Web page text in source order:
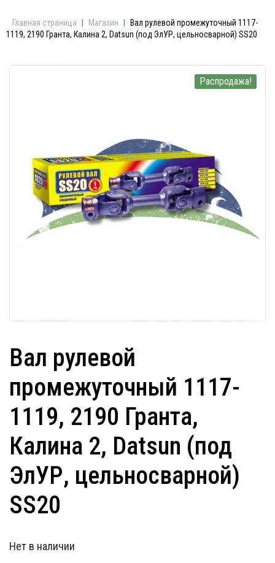
Главная страница Магазин
Вал рулевой промежуточный 1117-
1119, 2190 Гранта, Калина 2, Datsun (под ЭлУР, цельносварной) SS20
Распродажа!
Вал рулевой
промежуточный 1117-
1119, 2190 Гранта,
Калина 2, Datsun (под
ЭлУР, цельносварной)
SS20
Нет в наличии